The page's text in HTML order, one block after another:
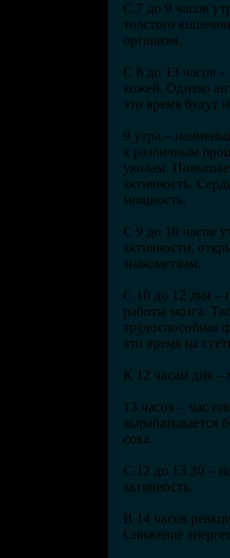
С 7 до 9 часов
толстого
организм.
С 8 до 13 часов
кожей. Однако
это время будут
9 утра –
к различным
уколам.
активность.
мощность.
С 9 до 10 часов
активности,
знакомствам.
С 10 до 12 дня –
работы мозга.
трудоспособная
это время на
К 12 часам дня –
13 часов – час
вырабатывается
сока.
С 12 до 13.30 –
активность.
В 14 часов
Снижение